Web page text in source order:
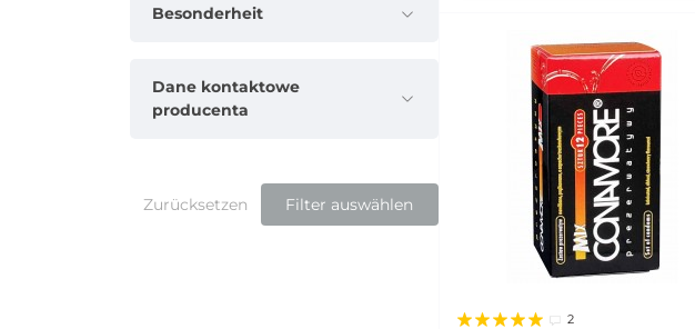
Besonderheit
Dane kontaktowe
producenta
Zurücksetzen Filter auswählen
2